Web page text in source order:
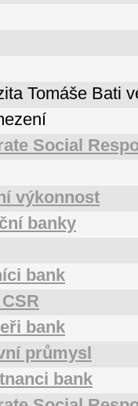
Tomáše Bati
Social
výkonnost
banky
bank
bank
průmysl
bank